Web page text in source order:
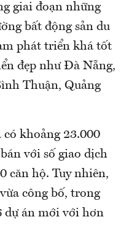
giai đoạn những
bất động sản du
phát triển khá tốt
đẹp như Đà Nẵng,
Thuận, Quảng
khoảng 23.000
với số giao dịch
căn hộ. Tuy nhiên,
công bố, trong
dự án mới với hơn